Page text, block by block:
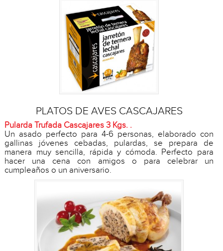
PLATOS DE AVES CASCAJARES
Pularda Trufada Cascajares 3 Kgs. .
Un asado perfecto para 4-6 personas, elaborado con
gallinas jóvenes cebadas, pulardas, se prepara de
manera muy sencilla, rápida y cómoda. Perfecto para
hacer una cena con amigos o para celebrar un
cumpleaños o un aniversario.